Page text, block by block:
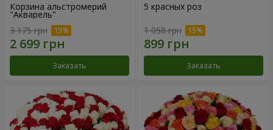
Корзина альстромерий
"Акварель"
3 175 грн
Заказать
5 красных роз
1 058 грн
Заказать